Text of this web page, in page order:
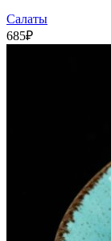
Салаты
685₽